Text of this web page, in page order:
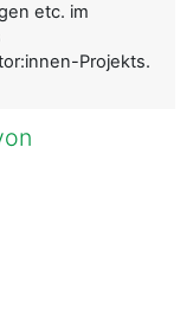
etc. im
Projekts.